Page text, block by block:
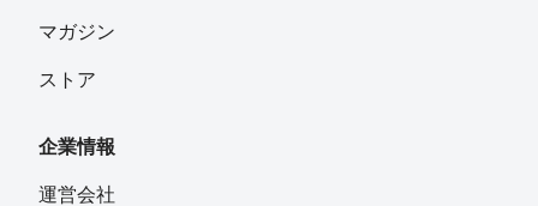
マガジン
ストア
企業情報
運営会社